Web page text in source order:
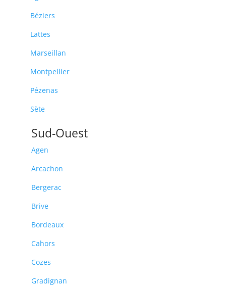
Béziers
Lattes
Marseillan
Montpellier
Pézenas
Sète
Sud-Ouest
Agen
Arcachon
Bergerac
Brive
Bordeaux
Cahors
Cozes
Gradignan